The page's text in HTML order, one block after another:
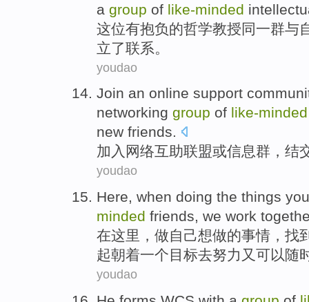
a group of like-minded
这位有抱负的哲学教授同一群与
立了联系 。
youdao
Join an online support
networking group of like-minded
new friends.
加入 网络互助联盟或信息群 ，结
youdao
Here, when doing the things you
minded friends, we work
在这里 ， 做自己想做的事情 ， 找
起朝着一个目标去努力 又可以随
youdao